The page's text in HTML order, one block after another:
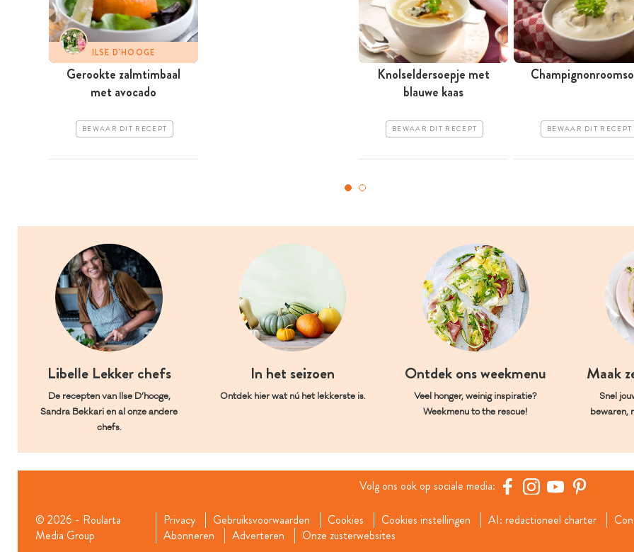
ILSE D'HOOGE
Gerookte zalmtimbaal
met avocado
BEWAAR DIT RECEPT
Knolseldersoepje met
blauwe kaas
BEWAAR DIT RECEPT BEWAAR DIT RECEPT
Libelle Lekker chefs
De recepten van Ilse D’hooge,
Sandra Bekkari en al onze andere
chefs.
In het seizoen
Ontdek hier wat nú het lekkerste is.
Ontdek ons weekmenu
Veel honger, weinig inspiratie?
Weekmenu to the rescue!
Maak
Snel
bewaren,
Volg ons ook op sociale media:
© 2026 - Roularta
Media Group
Privacy Gebruiksvoorwaarden Cookies Cookies instellingen AI: redactioneel charter
Abonneren
Adverteren Onze zusterwebsites